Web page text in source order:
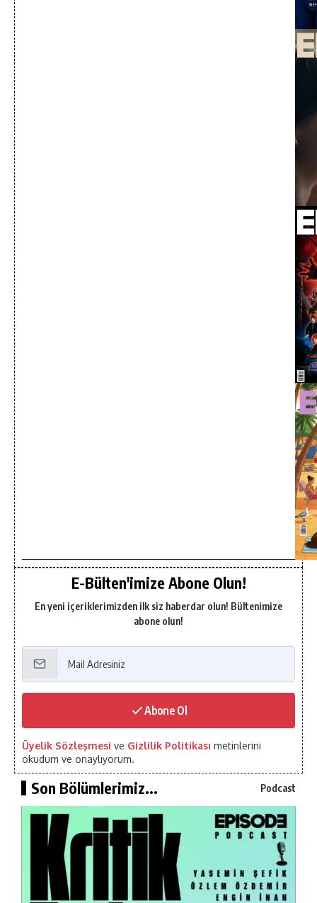
E-Bülten'imize Abone Olun!
En yeni içeriklerimizden ilk siz haberdar olun! Bültenimize
abone olun!
Abone Ol
Üyelik Sözleşmesi ve Gizlilik Politikası metinlerini
okudum ve onaylıyorum.
Son Bölümlerimiz... Podcast